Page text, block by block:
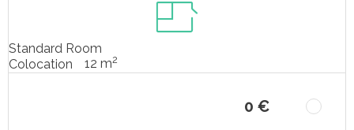
Standard Room
Colocation
12 m2
0 €